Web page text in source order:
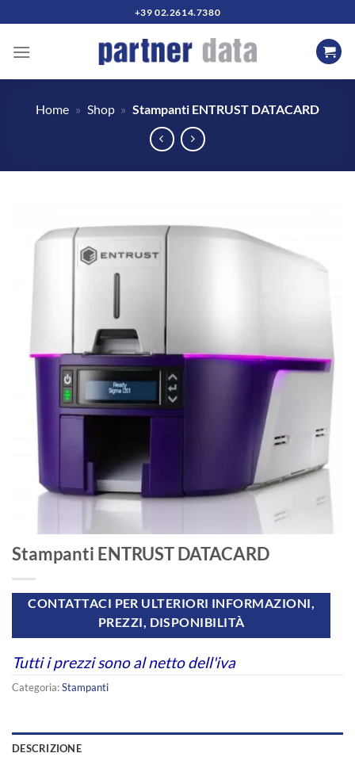
ai
contenuti
+39 02.2614.7380
Home » Shop » Stampanti ENTRUST DATACARD
Stampanti ENTRUST DATACARD
CONTATTACI PER ULTERIORI INFORMAZIONI,
PREZZI, DISPONIBILITÀ
Tutti i prezzi sono al netto dell'iva
Categoria:Stampanti
DESCRIZIONE